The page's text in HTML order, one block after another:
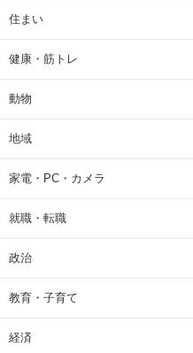
住まい
健康・筋トレ
動物
地域
家電・PC・カメラ
就職・転職
政治
教育・子育て
経済